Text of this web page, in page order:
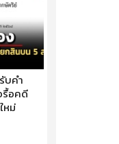
บคำ
รื้อคดี
หม่